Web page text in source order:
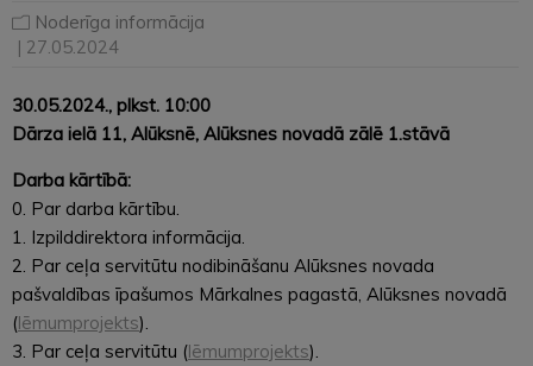
Noderīga informācija
| 27.05.2024
30.05.2024., plkst. 10:00
Dārza ielā 11, Alūksnē, Alūksnes novadā zālē 1.stāvā
Darba kārtībā:
0. Par darba kārtību.
1. Izpilddirektora informācija.
2. Par ceļa servitūtu nodibināšanu Alūksnes novada
pašvaldības īpašumos Mārkalnes pagastā, Alūksnes novadā
(lēmumprojekts).
3. Par ceļa servitūtu (lēmumprojekts).